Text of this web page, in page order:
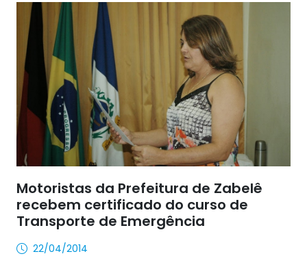
Motoristas da Prefeitura de Zabelê
recebem certificado do curso de
Transporte de Emergência
22/04/2014